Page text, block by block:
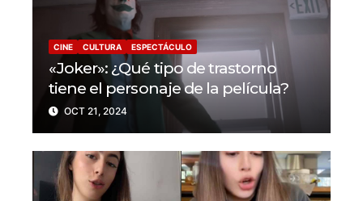
CINE CULTURA ESPECTÁCULO
«Joker»: ¿Qué tipo de trastorno
tiene el personaje de la película?
OCT 21, 2024